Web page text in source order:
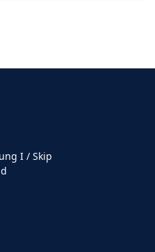
I / Skip